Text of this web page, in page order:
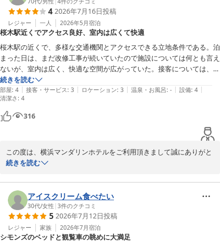
この度はお忙しい中ご投稿頂きまして誠にありがとうございまし
た。
またの機会がございましたら是非当館を宜しくお願いいたします。
横浜マンダリンホテル
フロント
横浜マンダリンホテル
2026-07-21
4 2026年7月16日投稿
レジャー 一人 2026年5月宿泊
桜木駅近くでアクセス良好、室内は広くて快適
桜木駅の近くで、多様な交通機関とアクセスできる立地条件である。泊
まった日は、まだ改修工事が続いていたので施設については何とも言え
ないが、室内は広く、快適な空間が広がっていた。接客については、担
当者によってやや違いが大きく、やや残念であった。
続きを読む
部屋: 4 | 接客・サービス: 3 | ロケーション: 3 | 温泉・お風呂: - | 設備: 4 |
清潔さ: 4
316
この度は、横浜マンダリンホテルをご利用頂きまして誠にありがと
うございます。
ります。
その中でも、室内は広く、快適な空間が広がっていたと言うお言葉
大変嬉しく思います。
しかしながら、担当者によってやや違いが大きく、やや残念であっ
たと言うご指摘
お客様に不快な思いをさせてしまい大変申し訳ございません。
続きを読む
アイスクリーム食べたい
30代/女性 |3件のクチコミ
5 2026年7月12日投稿
レジャー 家族 2026年7月宿泊
シモンズのベッドと観覧車の眺めに大満足